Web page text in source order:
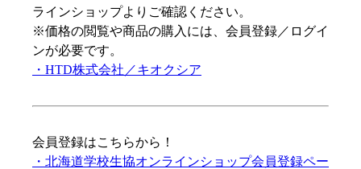
ラインショップよりご確認ください。
※価格の閲覧や商品の購入には、会員登録／ログイ
ンが必要です。
・HTD株式会社／キオクシア
会員登録はこちらから！
・北海道学校生協オンラインショップ会員登録ペー